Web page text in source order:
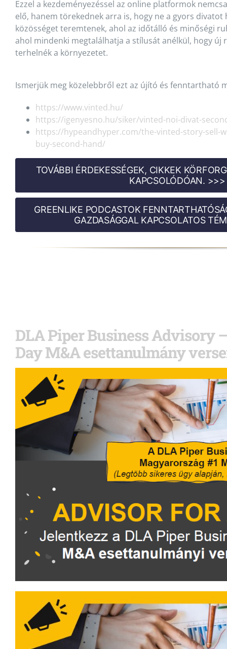
Ezzel a kezdeményezéssel az online platformok
elő, hanem törekednek arra is, hogy ne a gyors divatot
közösséget teremtenek, ahol az időtálló és minőségi
ahol mindenki megtalálhatja a stílusát anélkül, hogy új
terhelnék a környezetet.
Ismerjük meg közelebbről ezt az újító és fenntartható
https://www.vinted.hu/
https://igenyesno.hu/siker/vinted-noi-divat-
https://hypeandhyper.com/the-vinted-story-sell-
buy-second-hand/
TOVÁBBI ÉRDEKESSÉGEK, CIKKEK
KAPCSOLÓDÓAN. >>>
GREENLIKE PODCASTOK
GAZDASÁGGAL KAPCSOLATOS
DLA Piper Business Advisory
Day M&A esettanulmány